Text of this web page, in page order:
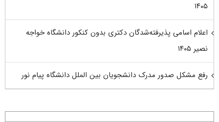
۱۴۰۵
اعلام اسامی پذیرفته‌شدگان دکتری بدون کنکور دانشگاه خواجه
نصیر ۱۴۰۵
رفع مشکل صدور مدرک دانشجویان بین الملل دانشگاه پیام نور